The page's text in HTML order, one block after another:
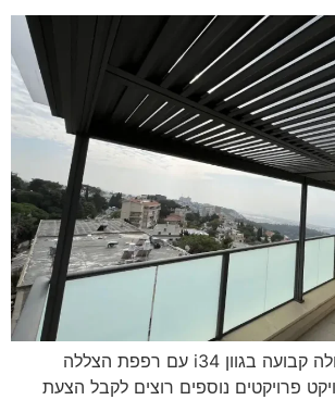
פרויקט התקנת פרגולה קבועה בגוון i34 עם רפפת הצללה
נוספים רוצים לקבל הצעת